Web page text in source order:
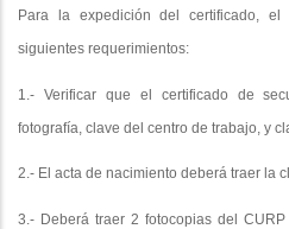
Para la expedición del certificado,
siguientes requerimientos:
1.- Verificar que el certificado de
fotografía, clave del centro de trabajo, y
2.- El acta de nacimiento deberá traer la
3.- Deberá traer 2 fotocopias del